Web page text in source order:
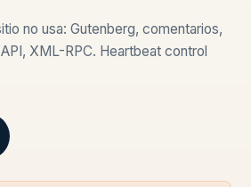
no usa: Gutenberg, comentarios,
XML-RPC. Heartbeat control